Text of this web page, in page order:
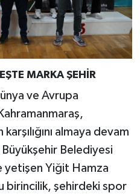
MARKA ŞEHİR
ve Avrupa
almaya devam
Belediyesi
yetişen Yiğit Hamza
birincilik, şehirdeki spor